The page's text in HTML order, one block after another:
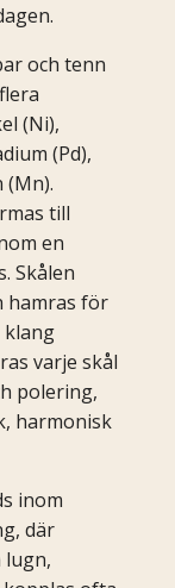
och tenn
(Ni),
(Pd),
(Mn).
till
en
Skålen
hamras för
klang
varje skål
polering,
harmonisk
inom
där